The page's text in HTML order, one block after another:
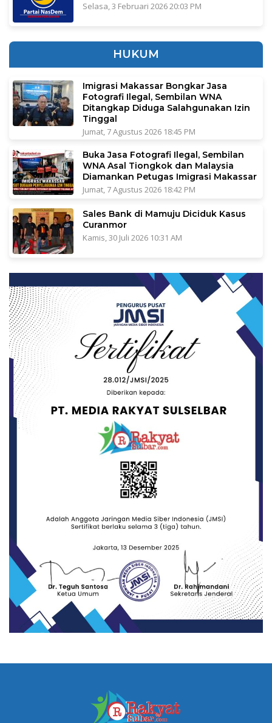
Selasa, 3 Februari 2026 20:03 PM
HUKUM
Imigrasi Makassar Bongkar Jasa
Fotografi Ilegal, Sembilan WNA
Ditangkap Diduga Salahgunakan Izin
Tinggal
Jumat, 7 Agustus 2026 18:45 PM
Buka Jasa Fotografi Ilegal, Sembilan
WNA Asal Tiongkok dan Malaysia
Diamankan Petugas Imigrasi Makassar
Jumat, 7 Agustus 2026 18:42 PM
Sales Bank di Mamuju Diciduk Kasus
Curanmor
Kamis, 30 Juli 2026 10:31 AM